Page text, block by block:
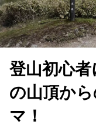
登山初心
の山頂か
マ！